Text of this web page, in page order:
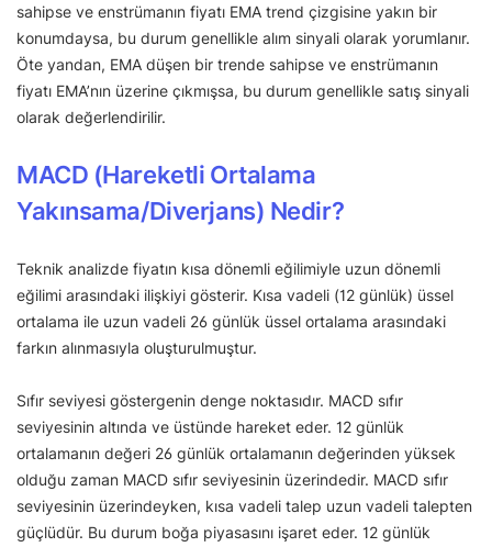
sahipse ve enstrümanın fiyatı EMA trend çizgisine yakın bir
konumdaysa, bu durum genellikle alım sinyali olarak yorumlanır.
Öte yandan, EMA düşen bir trende sahipse ve enstrümanın
fiyatı EMA’nın üzerine çıkmışsa, bu durum genellikle satış sinyali
olarak değerlendirilir.
MACD (Hareketli Ortalama
Yakınsama/Diverjans) Nedir?
Teknik analizde fiyatın kısa dönemli eğilimiyle uzun dönemli
eğilimi arasındaki ilişkiyi gösterir. Kısa vadeli (12 günlük) üssel
ortalama ile uzun vadeli 26 günlük üssel ortalama arasındaki
farkın alınmasıyla oluşturulmuştur.
Sıfır seviyesi göstergenin denge noktasıdır. MACD sıfır
seviyesinin altında ve üstünde hareket eder. 12 günlük
ortalamanın değeri 26 günlük ortalamanın değerinden yüksek
olduğu zaman MACD sıfır seviyesinin üzerindedir. MACD sıfır
seviyesinin üzerindeyken, kısa vadeli talep uzun vadeli talepten
güçlüdür. Bu durum boğa piyasasını işaret eder. 12 günlük